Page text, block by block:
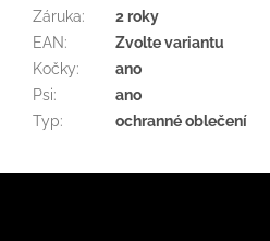
Záruka:
2 roky
EAN:
Zvolte variantu
Kočky:
ano
Psi:
ano
Typ: ochranné oblečení